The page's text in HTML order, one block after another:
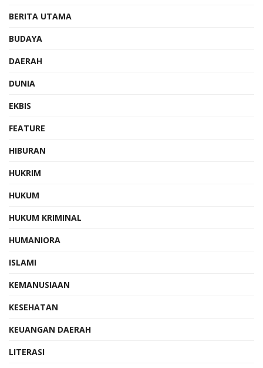
BERITA UTAMA
BUDAYA
DAERAH
DUNIA
EKBIS
FEATURE
HIBURAN
HUKRIM
HUKUM
HUKUM KRIMINAL
HUMANIORA
ISLAMI
KEMANUSIAAN
KESEHATAN
KEUANGAN DAERAH
LITERASI